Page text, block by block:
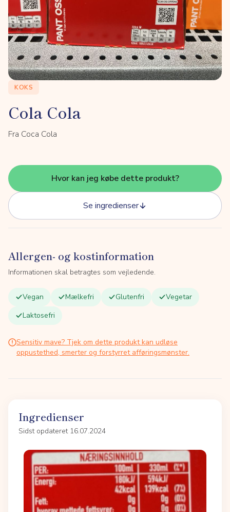
KOKS
Cola Cola
Fra Coca Cola
Hvor kan jeg købe dette produkt?
Se ingredienser
Allergen- og kostinformation
Informationen skal betragtes som vejledende.
Vegan Mælkefri Glutenfri
Vegetar
Laktosefri
Sensitiv mave? Tjek om dette produkt kan udløse
oppustethed, smerter og forstyrret afføringsmønster.
Ingredienser
Sidst opdateret 16.07.2024